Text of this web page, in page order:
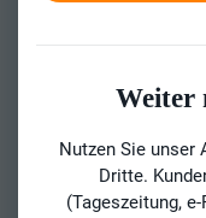
Weiter
Nutzen Sie unser
Dritte.
(Tageszeitung,